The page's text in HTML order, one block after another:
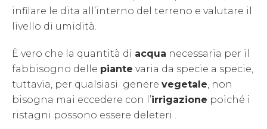
infilare le dita all’interno del terreno e valutare il
livello di umidità.
È vero che la quantità di acqua necessaria per il
fabbisogno delle piante varia da specie a specie,
tuttavia, per qualsiasi genere vegetale, non
bisogna mai eccedere con l’irrigazione poiché i
ristagni possono essere deleteri .